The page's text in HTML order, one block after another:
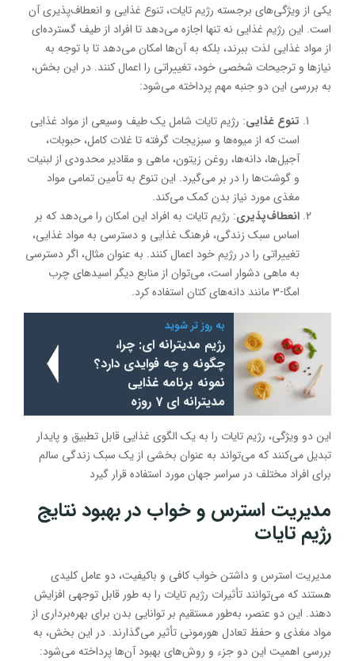
یکی از ویژگی‌های برجسته رژیم تایات، تنوع غذایی و انعطاف‌پذیری آن
است. این رژیم غذایی نه تنها اجازه می‌دهد تا افراد از طیف گسترده‌ای
از مواد غذایی لذت ببرند، بلکه به آن‌ها امکان می‌دهد تا با توجه به
نیازها و ترجیحات شخصی خود، تغییراتی را اعمال کنند. در این بخش،
به بررسی این دو جنبه مهم پرداخته می‌شود:
تنوع غذایی: رژیم تایات شامل یک طیف وسیعی از مواد غذایی
است که از میوه‌ها و سبزیجات گرفته تا غلات کامل، حبوبات،
آجیل‌ها، دانه‌ها، روغن زیتون، ماهی و مقادیر محدودی از لبنیات
و گوشت‌ها را در بر می‌گیرد. این تنوع به تأمین تمامی مواد
مغذی مورد نیاز بدن کمک می‌کند.
انعطاف‌پذیری: رژیم تایات به افراد این امکان را می‌دهد که بر
اساس سبک زندگی، فرهنگ غذایی و دسترسی به مواد غذایی،
تغییراتی را در رژیم خود اعمال کنند. به عنوان مثال، اگر دسترسی
به ماهی دشوار است، می‌توان از منابع دیگر اسیدهای چرب
امگا-3 مانند دانه‌های کتان استفاده کرد.
به روز تر شوید
رژیم مدیترانه ای: چرا،
چگونه و چه فوایدی دارد؟
نمونه برنامه غذایی
مدیترانه ای 7 روزه
این دو ویژگی، رژیم تایات را به یک الگوی غذایی قابل تطبیق و پایدار
تبدیل می‌کنند که می‌تواند به عنوان بخشی از یک سبک زندگی سالم
برای افراد مختلف در سراسر جهان مورد استفاده قرار گیرد
مدیریت استرس و خواب در بهبود نتایج
رژیم تایات
مدیریت استرس و داشتن خواب کافی و باکیفیت، دو عامل کلیدی
هستند که می‌توانند تأثیرات رژیم تایات را به طور قابل توجهی افزایش
دهند. این دو عنصر، به‌طور مستقیم بر توانایی بدن برای بهره‌برداری از
مواد مغذی و حفظ تعادل هورمونی تأثیر می‌گذارند. در این بخش، به
بررسی اهمیت این دو جزء و روش‌های بهبود آن‌ها پرداخته می‌شود: